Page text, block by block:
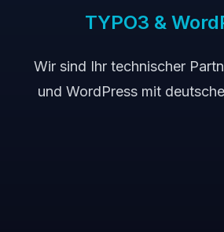
TYPO3 &
Wir sind Ihr technischer
und WordPress mit